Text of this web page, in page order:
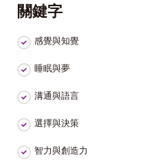
關鍵字
感覺與知覺
睡眠與夢
溝通與語言
選擇與決策
智力與創造力